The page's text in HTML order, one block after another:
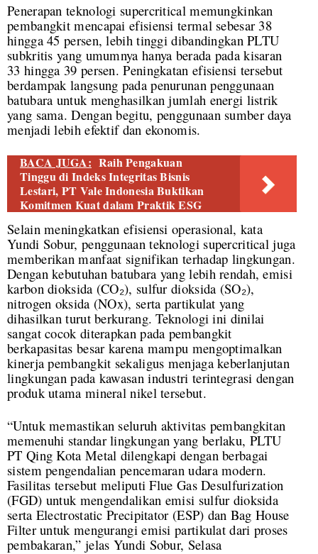
Penerapan teknologi supercritical memungkinkan
pembangkit mencapai efisiensi termal sebesar 38
hingga 45 persen, lebih tinggi dibandingkan PLTU
subkritis yang umumnya hanya berada pada kisaran
33 hingga 39 persen. Peningkatan efisiensi tersebut
berdampak langsung pada penurunan penggunaan
batubara untuk menghasilkan jumlah energi listrik
yang sama. Dengan begitu, penggunaan sumber daya
menjadi lebih efektif dan ekonomis.
BACA JUGA: Raih Pengakuan
Tinggu di Indeks Integritas Bisnis
Lestari, PT Vale Indonesia Buktikan
Komitmen Kuat dalam Praktik ESG
Selain meningkatkan efisiensi operasional, kata
Yundi Sobur, penggunaan teknologi supercritical juga
memberikan manfaat signifikan terhadap lingkungan.
Dengan kebutuhan batubara yang lebih rendah, emisi
karbon dioksida (CO₂), sulfur dioksida (SO₂),
nitrogen oksida (NOx), serta partikulat yang
dihasilkan turut berkurang. Teknologi ini dinilai
sangat cocok diterapkan pada pembangkit
berkapasitas besar karena mampu mengoptimalkan
kinerja pembangkit sekaligus menjaga keberlanjutan
lingkungan pada kawasan industri terintegrasi dengan
produk utama mineral nikel tersebut.
“Untuk memastikan seluruh aktivitas pembangkitan
memenuhi standar lingkungan yang berlaku, PLTU
PT Qing Kota Metal dilengkapi dengan berbagai
sistem pengendalian pencemaran udara modern.
Fasilitas tersebut meliputi Flue Gas Desulfurization
(FGD) untuk mengendalikan emisi sulfur dioksida
serta Electrostatic Precipitator (ESP) dan Bag House
Filter untuk mengurangi emisi partikulat dari proses
pembakaran,” jelas Yundi Sobur, Selasa